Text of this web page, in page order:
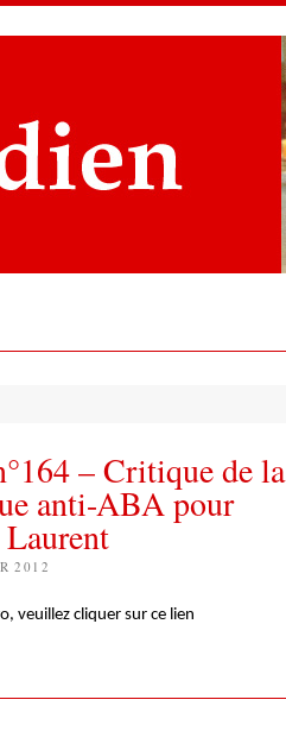
– Critique de la
anti-ABA pour
2012
veuillez cliquer sur ce lien